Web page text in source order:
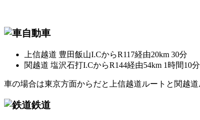
自動車
上信越道 豊田飯山I.CからR117経由20km 30分
関越道 塩沢石打I.CからR144経由54km 1時間10分
車の場合は東京方面からだと上信越道ルートと関越
鉄道